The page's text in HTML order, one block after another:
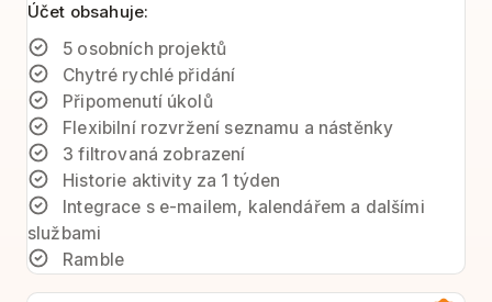
Účet obsahuje:
5 osobních projektů
Chytré rychlé přidání
Připomenutí úkolů
Flexibilní rozvržení seznamu a nástěnky
3 filtrovaná zobrazení
Historie aktivity za 1 týden
Integrace s e-mailem, kalendářem a dalšími
službami
Ramble